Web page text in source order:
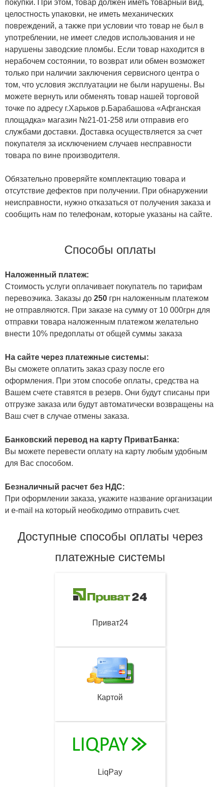
покупки. При этом, товар должен иметь товарный вид,
целостность упаковки, не иметь механических
повреждений, а также при условии что товар не был в
употреблении, не имеет следов использования и не
нарушены заводские пломбы. Если товар находится в
нерабочем состоянии, то возврат или обмен возможет
только при наличии заключения сервисного центра о
том, что условия эксплуатации не были нарушены. Вы
можете вернуть или обменять товар нашей торговой
точке по адресу г.Харьков р.Барабашова «Афганская
площадка» магазин №21-01-258 или отправив его
службами доставки. Доставка осуществляется за счет
покупателя за исключением случаев несправности
товара по вине производителя.
Обязательно проверяйте комплектацию товара и
отсутствие дефектов при получении. При обнаружении
неисправности, нужно отказаться от получения заказа и
сообщить нам по телефонам, которые указаны на сайте.
Способы оплаты
Наложенный платеж:
Стоимость услуги оплачивает покупатель по тарифам
перевозчика. Заказы до 250 грн наложенным платежом
не отправляются. При заказе на сумму от 10 000грн для
отправки товара наложенным платежом желательно
внести 10% предоплаты от общей суммы заказа
На сайте через платежные системы:
Вы сможете оплатить заказ сразу после его
оформления. При этом способе оплаты, средства на
Вашем счете ставятся в резерв. Они будут списаны при
отгрузке заказа или будут автоматически возвращены на
Ваш счет в случае отмены заказа.
Банковский перевод на карту ПриватБанка:
Вы можете перевести оплату на карту любым удобным
для Вас способом.
Безналичный расчет без НДС:
При оформлении заказа, укажите название организации
и e-mail на который необходимо отправить счет.
Доступные способы оплаты через
платежные системы
Приват24
Картой
LiqPay